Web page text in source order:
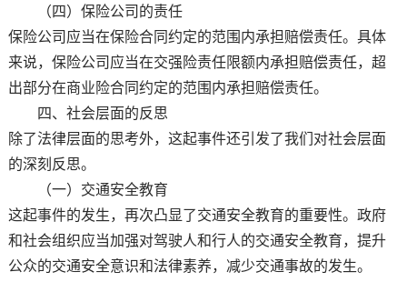
（四）保险公司的责任
保险公司应当在保险合同约定的范围内承担赔偿责任。具体
来说，保险公司应当在交强险责任限额内承担赔偿责任，超
出部分在商业险合同约定的范围内承担赔偿责任。
四、社会层面的反思
除了法律层面的思考外，这起事件还引发了我们对社会层面
的深刻反思。
（一）交通安全教育
这起事件的发生，再次凸显了交通安全教育的重要性。政府
和社会组织应当加强对驾驶人和行人的交通安全教育，提升
公众的交通安全意识和法律素养，减少交通事故的发生。